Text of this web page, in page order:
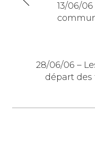
N
a
13/06/
28/06/06 –
départ des